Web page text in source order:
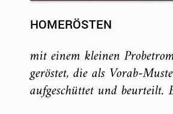
HOMERÖSTEN
mit einem kleinen
geröstet, die als Vorab-
aufgeschüttet und